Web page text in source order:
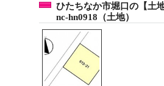
ひたちなか市堀口の【土
nc-hn0918（土地）